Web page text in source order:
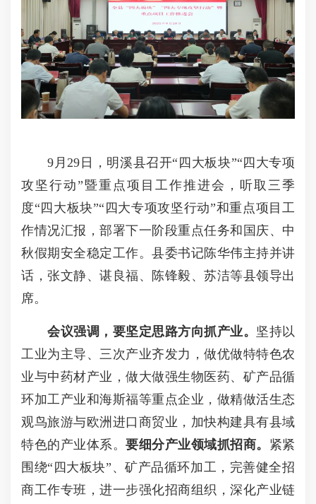
9月29日，明溪县召开“四大板块”“四大专项
攻坚行动”暨重点项目工作推进会，听取三季
度“四大板块”“四大专项攻坚行动”和重点项目工
作情况汇报，部署下一阶段重点任务和国庆、中
秋假期安全稳定工作。县委书记陈华伟主持并讲
话，张文静、谌良福、陈锋毅、苏洁等县领导出
席。
会议强调， 要坚定思路方向抓产业。 坚持以
工业为主导、三次产业齐发力，做优做特特色农
业与中药材产业，做大做强生物医药、矿产品循
环加工产业和海斯福等重点企业，做精做活生态
观鸟旅游与欧洲进口商贸业，加快构建具有县域
特色的产业体系。 要细分产业领域抓招商。 紧紧
围绕“四大板块”、矿产品循环加工，完善健全招
商工作专班，进一步强化招商组织，深化产业链